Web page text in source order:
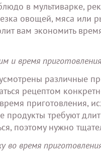
в мультиварке,
овощей, мяса или
вам экономить
и время приготовления
различные
рецептом
приготовления,
продукты требуют
поэтому нужно
во время